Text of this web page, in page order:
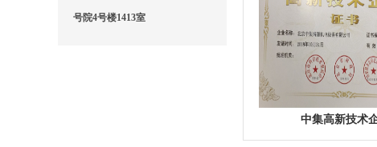
号院4号楼1413室
中集高新技术